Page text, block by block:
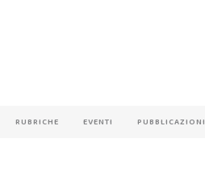
RUBRICHE EVENTI PUBBLICAZIONI